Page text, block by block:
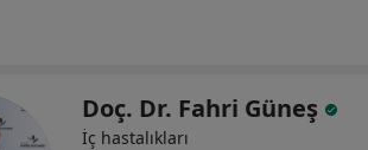
Doç. Dr. Fahri Güneş
İç hastalıkları